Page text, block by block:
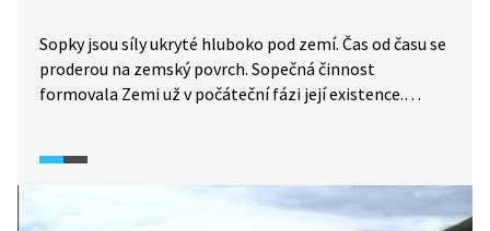
Sopky jsou síly ukryté hluboko pod zemí. Čas od času se
proderou na zemský povrch. Sopečná činnost
formovala Zemi už v počáteční fázi její existence.
informace o složení spodních vrstev Země, původu
nejrůznějších hornin i historii planety. Jedním z vědců,
kteří tyto informace sbírají, je Kayla Iacovino,